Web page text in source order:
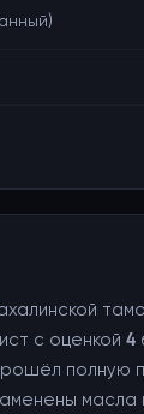
с оценкой 4
полную
масла